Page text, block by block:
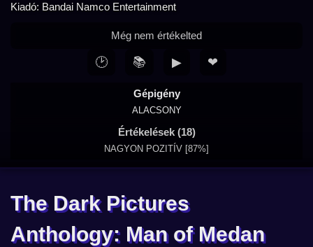
Kiadó: Bandai Namco Entertainment
Gépigény
ALACSONY
Értékelések (18)
NAGYON POZITÍV [87%]
Még nem értékelted
🕑 📚 ▶ ❤
The Dark Pictures
Anthology: Man of Medan